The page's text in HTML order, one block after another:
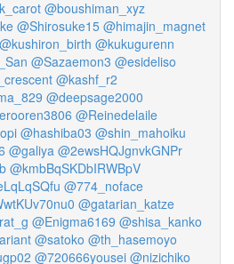
@boushiman_xyz
@Shirosuke15 @himajin_magnet
@kushiron_birth @kukugurenn
@Sazaemon3 @esideliso
@kashf_r2
@deepsage2000
@Reinedelaile
@hashiba03 @shin_mahoiku
@galiya @2ewsHQJgnvkGNPr
@kmbBqSKDbIRWBpV
@774_noface
@gatarian_katze
@Enigma6169 @shisa_kanko
@satoko @th_hasemoyo
@720666yousei @nizichiko